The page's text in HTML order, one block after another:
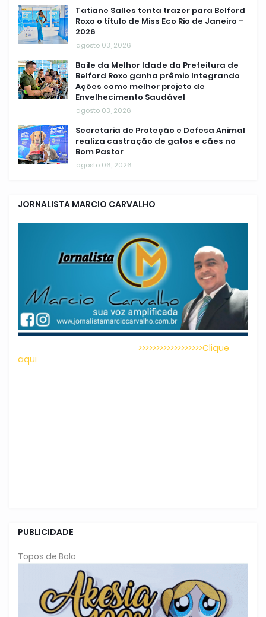
Tatiane Salles tenta trazer para Belford
Roxo o título de Miss Eco Rio de Janeiro –
2026
agosto 03, 2026
Baile da Melhor Idade da Prefeitura de
Belford Roxo ganha prêmio Integrando
Ações como melhor projeto de
Envelhecimento Saudável
agosto 03, 2026
Secretaria de Proteção e Defesa Animal
realiza castração de gatos e cães no
Bom Pastor
agosto 06, 2026
JORNALISTA MARCIO CARVALHO
>>>>>>>>>>>>>>>>>>Clique
aqui
PUBLICIDADE
Topos de Bolo